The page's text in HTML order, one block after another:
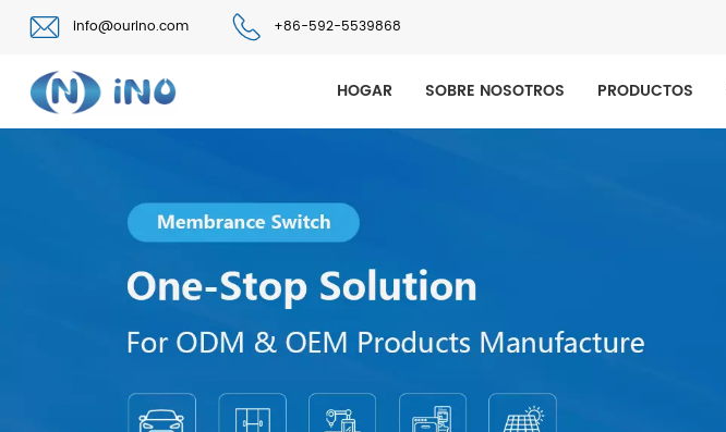
info@ourino.com +86-592-5539868
HOGAR SOBRE NOSOTROS PRODUCTOS